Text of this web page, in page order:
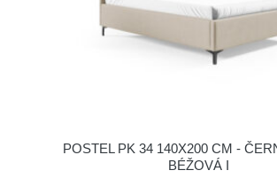
POSTEL PK 34 140X200 CM -
BÉŽOVÁ I